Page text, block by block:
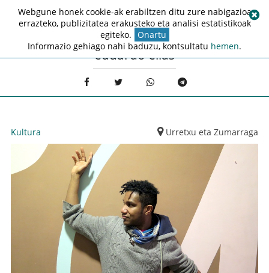
eduardo elias
Kultura Urretxu eta Zumarraga
Webgune honek cookie-ak erabiltzen ditu zure nabigazioa
errazteko, publizitatea erakusteko eta analisi estatistikoak
egiteko. Onartu
Informazio gehiago nahi baduzu, kontsultatu hemen.